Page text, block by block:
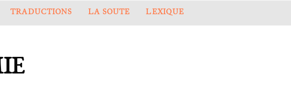
TRADUCTIONS LA SOUTE LEXIQUE